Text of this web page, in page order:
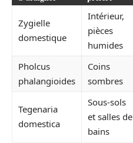
Zygielle
domestique
Intérieur,
pièces
humides
Pholcus
phalangioides
Coins
sombres
Tegenaria
domestica
Sous-sols
et salles de
bains